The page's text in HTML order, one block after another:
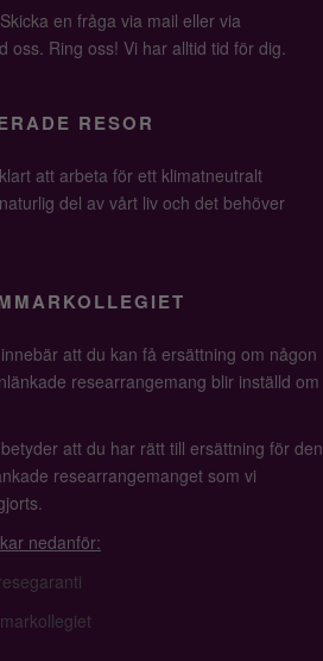
en fråga via mail eller via
oss. Ring oss! Vi har alltid tid för dig.
RESOR
att arbeta för ett klimatneutralt
del av vårt liv och det behöver
att du kan få ersättning om någon
researrangemang blir inställd om
att du har rätt till ersättning för den
researrangemanget som vi
nedanför: